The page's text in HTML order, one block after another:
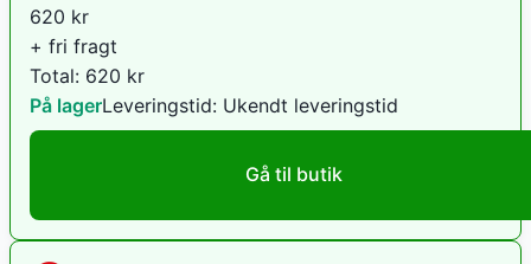
620 kr
+ fri fragt
Total: 620 kr
På lagerLeveringstid: Ukendt leveringstid
Gå til butik